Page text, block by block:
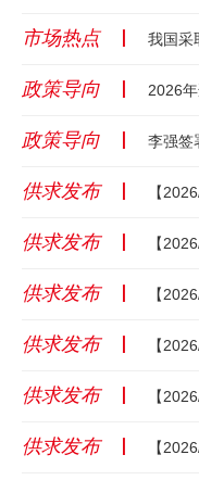
市场热点 我国采
政策导向 2026年
政策导向 李强签
供求发布 【
供求发布 【
供求发布 【
供求发布 【
供求发布 【
供求发布 【